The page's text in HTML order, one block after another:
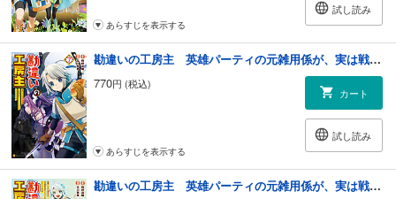
試し読み
あらすじを表示する
勘違いの工房主 英雄パーティの元雑用係が、実は戦闘以外がＳＳＳランクだったというよくある話７
770円 (税込)
カート
試し読み
あらすじを表示する
勘違いの工房主 英雄パーティの元雑用係が、実は戦闘以外がSSSランクだったというよくある話８